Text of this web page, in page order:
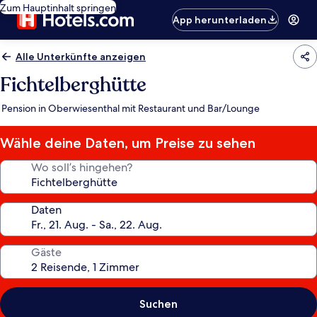
Zum Hauptinhalt springen
App herunterladen
Alle Unterkünfte anzeigen
Fichtelberghütte
Pension in Oberwiesenthal mit Restaurant und Bar/Lounge
Wähle deine Daten, um Preise zu sehen
Wo soll’s hingehen?
Daten
Gäste
Suchen